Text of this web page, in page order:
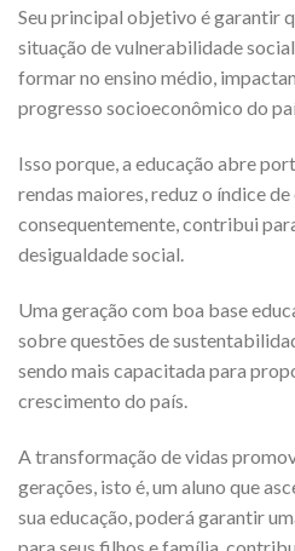
Seu principal objetivo é garantir
situação de vulnerabilidade
formar no ensino médio,
progresso socioeconômico do
Isso porque, a educação abre
rendas maiores, reduz o índice
consequentemente, contribui
desigualdade social.
Uma geração com boa base
sobre questões de
sendo mais capacitada para
crescimento do país.
A transformação de vidas
gerações, isto é, um aluno que
sua educação, poderá garantir